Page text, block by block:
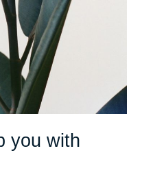
you with